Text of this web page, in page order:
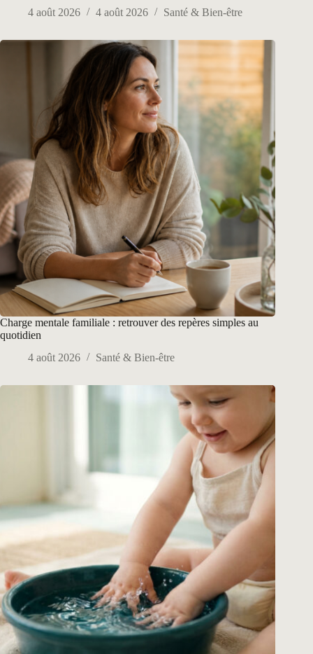
4 août 2026
4 août 2026 Santé & Bien-être
Charge mentale familiale : retrouver des repères simples au
quotidien
4 août 2026
Santé & Bien-être